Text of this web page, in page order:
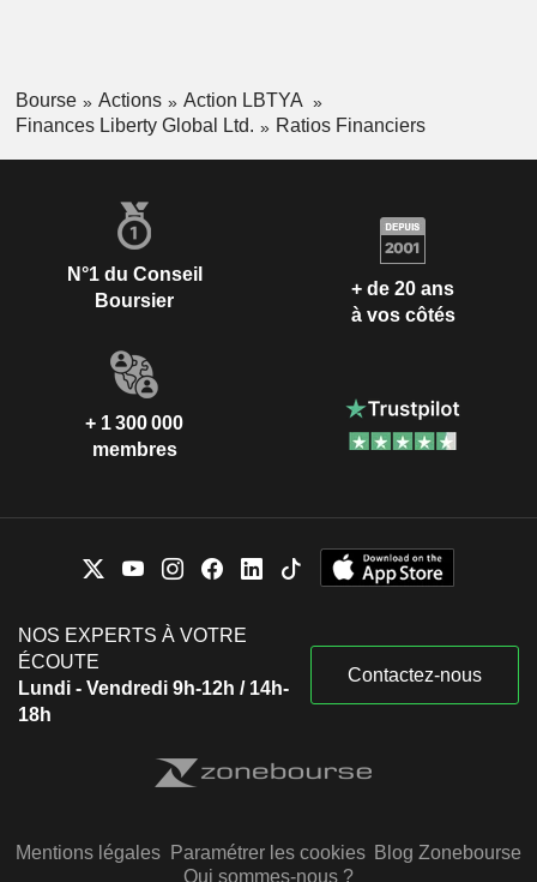
Bourse Actions
Action LBTYA
Finances Liberty Global Ltd.
Ratios Financiers
N°1 du Conseil
Boursier
+ de 20 ans
à vos côtés
+ 1 300 000
membres
NOS EXPERTS À VOTRE
ÉCOUTE
Lundi - Vendredi 9h-12h / 14h-
18h
Contactez-nous
Mentions légales Paramétrer les cookies Blog Zonebourse
Qui sommes-nous ?